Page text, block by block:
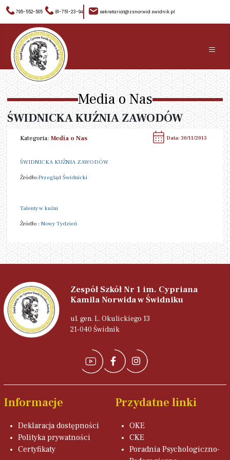
795-552-505 81-751-23-94 sekretariat@zsnorwid.swidnik.pl
≡
Media o Nas
ŚWIDNICKA KUŹNIA ZAWODÓW
Kategoria: Media o Nas Data: 30/11/2015
ŚWIDNICKA KUŹNIA ZAWODÓW
Źródło:Przegląd Świdnicki
Talenty w kuźni
Źródło : Nowy Tydzień
Zespół Szkół Nr 1 im. Cypriana
Kamila Norwida w Świdniku
ul. gen. L. Okulickiego 13
21-040 Świdnik
Informacje
Deklaracja dostępności
Polityka prywatności
Certyfikaty
Przydatne linki
OKE
CKE
Poradnia Psychologiczno-